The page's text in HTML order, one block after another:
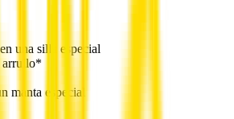
una silla especial
arrullo*
manta especial